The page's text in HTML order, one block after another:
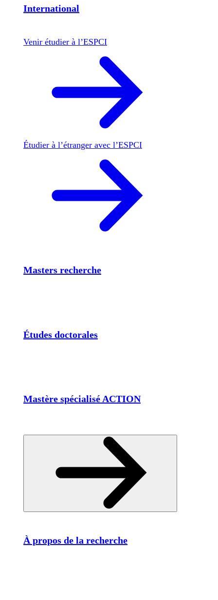
International
Venir étudier à l’ESPCI
Étudier à l’étranger avec l’ESPCI
Masters recherche
Études doctorales
Mastère spécialisé ACTION
À propos de la recherche